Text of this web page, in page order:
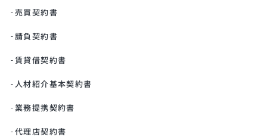
売買契約書
請負契約書
賃貸借契約書
人材紹介基本契約書
業務提携契約書
代理店契約書